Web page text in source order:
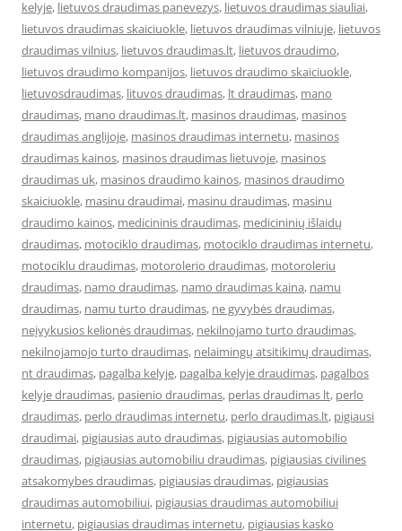
kelyje, lietuvos draudimas panevezys, lietuvos draudimas siauliai,
lietuvos draudimas skaiciuokle, lietuvos draudimas vilniuje, lietuvos
draudimas vilnius, lietuvos draudimas.lt, lietuvos draudimo,
lietuvos draudimo kompanijos, lietuvos draudimo skaiciuokle,
lietuvosdraudimas, lituvos draudimas, lt draudimas, mano
draudimas, mano draudimas.lt, masinos draudimas, masinos
draudimas anglijoje, masinos draudimas internetu, masinos
draudimas kainos, masinos draudimas lietuvoje, masinos
draudimas uk, masinos draudimo kainos, masinos draudimo
skaiciuokle, masinu draudimai, masinu draudimas, masinu
draudimo kainos, medicininis draudimas, medicininių išlaidų
draudimas, motociklo draudimas, motociklo draudimas internetu,
motociklu draudimas, motorolerio draudimas, motoroleriu
draudimas, namo draudimas, namo draudimas kaina, namu
draudimas, namu turto draudimas, ne gyvybės draudimas,
neįvykusios kelionės draudimas, nekilnojamo turto draudimas,
nekilnojamojo turto draudimas, nelaimingų atsitikimų draudimas,
nt draudimas, pagalba kelyje, pagalba kelyje draudimas, pagalbos
kelyje draudimas, pasienio draudimas, perlas draudimas lt, perlo
draudimas, perlo draudimas internetu, perlo draudimas.lt, pigiausi
draudimai, pigiausias auto draudimas, pigiausias automobilio
draudimas, pigiausias automobiliu draudimas, pigiausias civilines
atsakomybes draudimas, pigiausias draudimas, pigiausias
draudimas automobiliui, pigiausias draudimas automobiliui
internetu, pigiausias draudimas internetu, pigiausias kasko